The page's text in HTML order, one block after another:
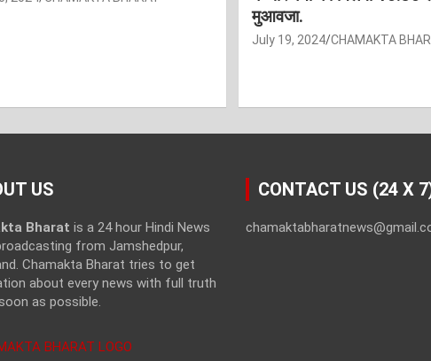
मुआवजा.
July 19, 2024 CHAMAKTA
US
Bharat is a 24 hour Hindi News
from Jamshedpur,
Chamakta Bharat tries to get
about every news with full truth
as possible.
CONTACT US (24 X